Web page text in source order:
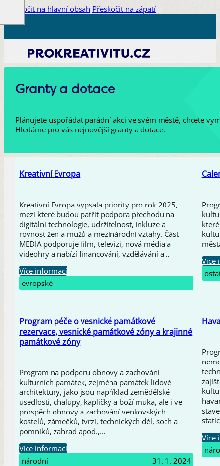
Přeskočit na hlavní obsah Přeskočit na zápatí
Granty a dotace
Plánujete uspořádat parádní akci ve svém městě, chcete
Hledáme pro vás nejnovější granty a dotace.
Kreativní Evropa
Kreativní Evropa vypsala priority pro rok 2025,
mezi které budou patřit podpora přechodu na
digitální technologie, udržitelnost, inkluze a
rovnost žen a mužů a mezinárodní vztahy. Část
MEDIA podporuje film, televizi, nová média a
videohry a nabízí financování, vzdělávání a…
Více informací
evropské
Více
Program péče o vesnické památkové
rezervace, vesnické památkové zóny a krajinné
památkové zóny
Program na podporu obnovy a zachování
kulturních památek, zejména památek lidové
architektury, jako jsou například zemědělské
usedlosti, chalupy, kapličky a boží muka, ale i ve
prospěch obnovy a zachování venkovských
kostelů, zámečků, tvrzí, technických děl, soch a
pomníků, zahrad apod.,…
Více informací
národní
31. 1. 2024
Více